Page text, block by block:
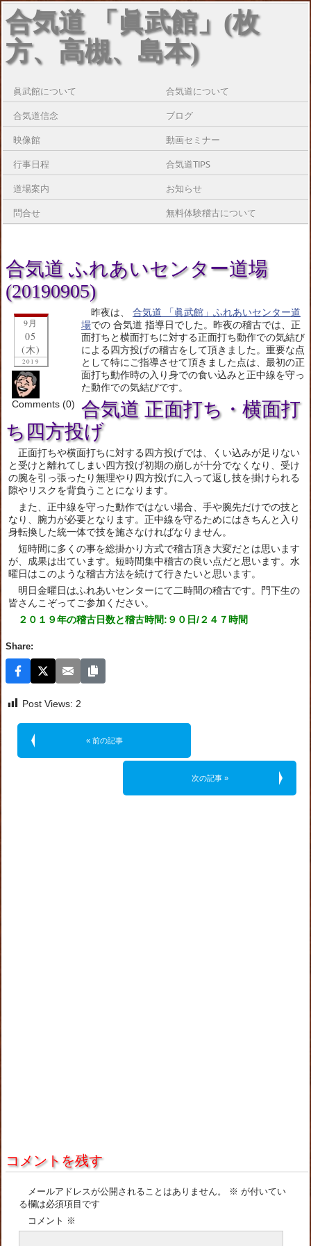
合気道 「眞武館」(枚
方、高槻、島本)
眞武館について 合気道について
合気道信念 ブログ
映像館 動画セミナー
行事日程 合気道TIPS
道場案内 お知らせ
問合せ 無料体験稽古について
合気道 ふれあいセンター道場
(20190905)
9月
05
(木)
2019
Comments (0)
昨夜は、 合気道 「眞武館」ふれあいセンター道
場での 合気道 指導日でした。昨夜の稽古では、正
面打ちと横面打ちに対する正面打ち動作での気結び
による四方投げの稽古をして頂きました。重要な点
として特にご指導させて頂きました点は、最初の正
面打ち動作時の入り身での食い込みと正中線を守っ
た動作での気結びです。
合気道 正面打ち・横面打
ち四方投げ
正面打ちや横面打ちに対する四方投げでは、くい込みが足りない
と受けと離れてしまい四方投げ初期の崩しが十分でなくなり、受け
の腕を引っ張ったり無理やり四方投げに入って返し技を掛けられる
隙やリスクを背負うことになります。
また、正中線を守った動作ではない場合、手や腕先だけでの技と
なり、腕力が必要となります。正中線を守るためにはきちんと入り
身転換した統一体で技を施さなければなりません。
短時間に多くの事を総掛かり方式で稽古頂き大変だとは思います
が、成果は出ています。短時間集中稽古の良い点だと思います。水
曜日はこのような稽古方法を続けて行きたいと思います。
明日金曜日はふれあいセンターにて二時間の稽古です。門下生の
皆さんこぞってご参加ください。
２０１９年の稽古日数と稽古時間:９０日/２４７時間
Share:
Post Views: 2
« 前の記事
次の記事 »
コメントを残す
メールアドレスが公開されることはありません。 ※ が付いてい
る欄は必須項目です
コメント ※